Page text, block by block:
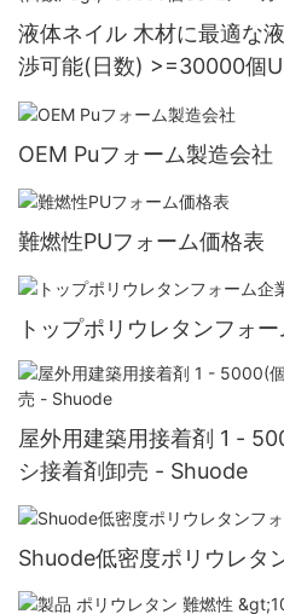
液体ネイル 木材に最適な
渉可能(日数) >=30000個
OEM Puフォーム製造会社
難燃性PUフォーム価格表
トップポリウレタンフォ
屋外用建築用接着剤 1 -
シ接着剤卸売 - Shuode
Shuode低密度ポリウレタ